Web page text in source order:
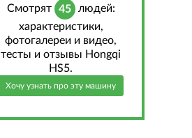
Cмотрят 45 людей:
характеристики,
фотогалереи и видео,
тесты и отзывы Hongqi
HS5.
Хочу узнать про эту машину